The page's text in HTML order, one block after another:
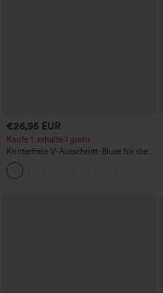
€26,95 EUR
Kaufe 1, erhalte 1 gratis
Knitterfreie V-Ausschnitt-Bluse für die
Arbeit, kurzärmelig und oversized